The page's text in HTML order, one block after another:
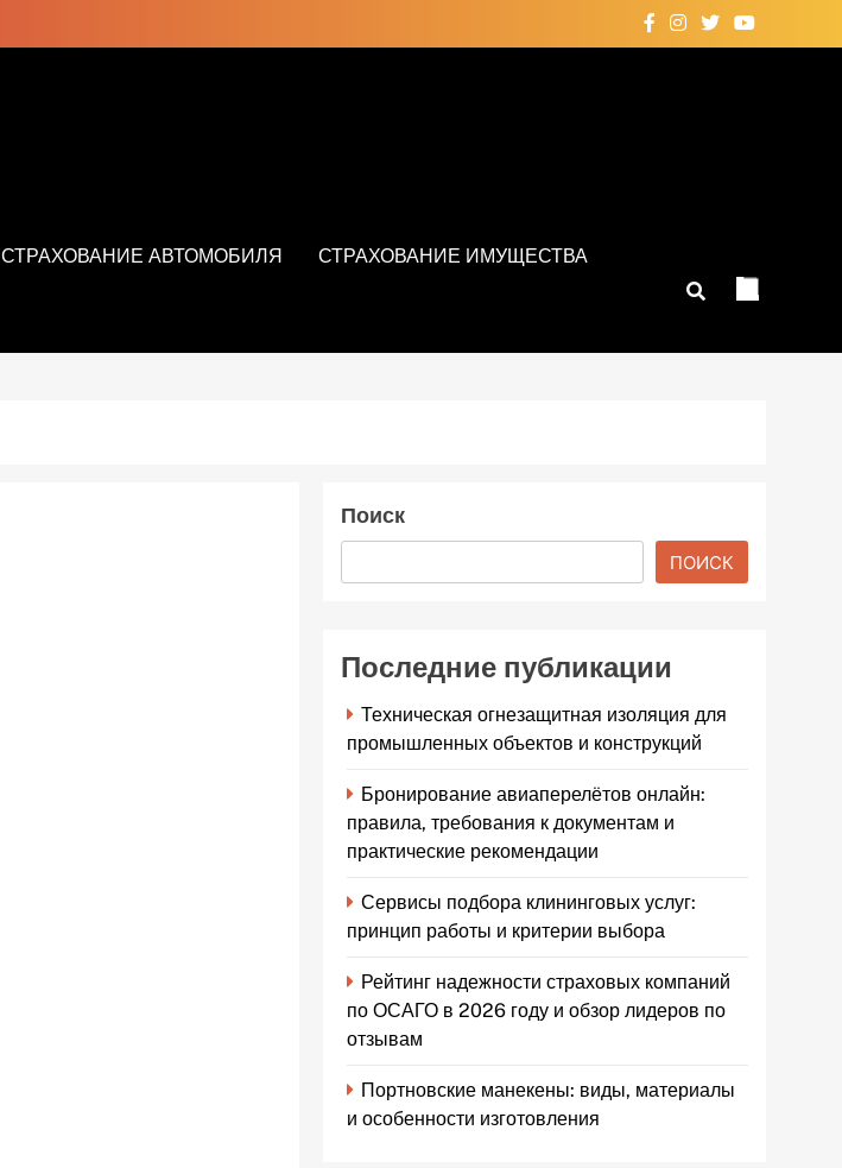
СТРАХОВАНИЕ АВТОМОБИЛЯ СТРАХОВАНИЕ ИМУЩЕСТВА
Поиск
ПОИСК
Последние публикации
Техническая огнезащитная изоляция для
промышленных объектов и конструкций
Бронирование авиаперелётов онлайн:
правила, требования к документам и
практические рекомендации
Сервисы подбора клининговых услуг:
принцип работы и критерии выбора
Рейтинг надежности страховых компаний
по ОСАГО в 2026 году и обзор лидеров по
отзывам
Портновские манекены: виды, материалы
и особенности изготовления